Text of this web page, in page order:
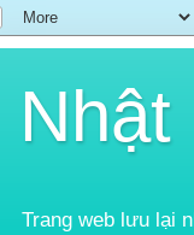
Nhật
Trang web lưu lại